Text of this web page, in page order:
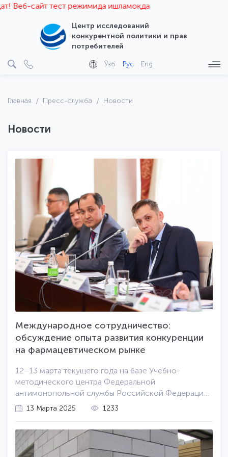
тест режимида ишламоқда
Центр исследований
конкурентной политики и прав
потребителей
Ўзб Рус Eng
Главная Пресс-служба Новости
Новости
Международное сотрудничество:
обсуждение опыта развития конкуренции
на фармацевтическом рынке
12–13 марта текущего года на базе Учебно-
методического центра Федеральной
антимонопольной службы Российской Федерации
(ФАС) в Казани, столице Республики Татарстан,
прошел международный круглый стол по вопросам
В нем приняли участие специалисты отрасли из
России, Китая, Беларуси, Казахстана и Узбекистана.
13 Марта 2025 1233